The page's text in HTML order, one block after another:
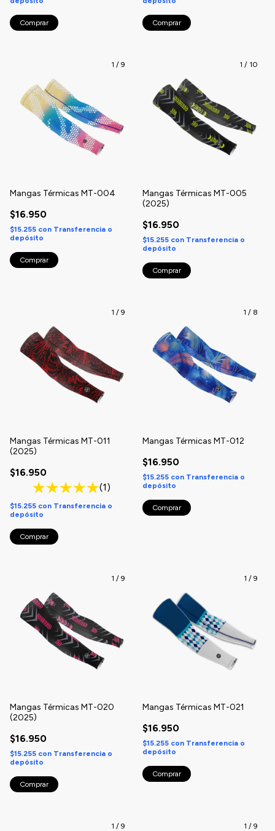
Comprar Comprar
1 / 9
Mangas Térmicas MT-004
$16.950
$15.255 con Transferencia o
depósito
Comprar
1 / 10
Mangas Térmicas MT-005
(2025)
$16.950
$15.255 con Transferencia o
depósito
Comprar
1 / 9
Mangas Térmicas MT-011
(2025)
$16.950
(1)
$15.255 con Transferencia o
depósito
Comprar
1 / 8
Mangas Térmicas MT-012
$16.950
$15.255 con Transferencia o
depósito
Comprar
1 / 9
Mangas Térmicas MT-020
(2025)
$16.950
$15.255 con Transferencia o
depósito
Comprar
1 / 9
Mangas Térmicas MT-021
$16.950
$15.255 con Transferencia o
depósito
Comprar
1 / 9 1 / 9